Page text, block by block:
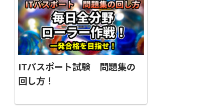
ITパスポート試験 問題集の
回し方！